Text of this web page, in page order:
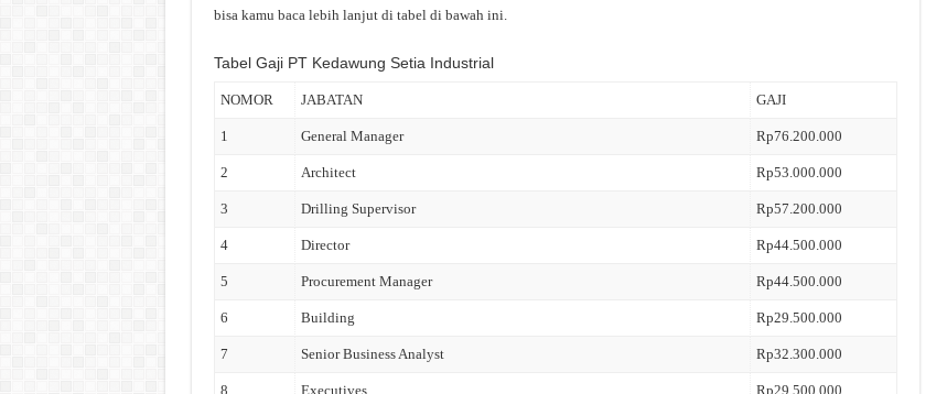
bisa kamu baca lebih lanjut di tabel di bawah ini.
Tabel Gaji PT Kedawung Setia Industrial
NOMOR JABATAN GAJI
1 General Manager Rp76.200.000
2 Architect Rp53.000.000
3 Drilling Supervisor Rp57.200.000
4 Director Rp44.500.000
5 Procurement Manager Rp44.500.000
6 Building Rp29.500.000
7 Senior Business Analyst Rp32.300.000
8 Executives Rp29.500.000